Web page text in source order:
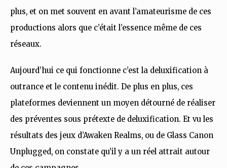
plus, et on met souvent en avant l’amateurisme de ces
productions alors que c’était l’essence même de ces
réseaux.
Aujourd’hui ce qui fonctionne c’est la deluxification à
outrance et le contenu inédit. De plus en plus, ces
plateformes deviennent un moyen détourné de réaliser
des préventes sous prétexte de deluxification. Et vu les
résultats des jeux d’Awaken Realms, ou de Glass Canon
Unplugged, on constate qu’il y a un réel attrait autour